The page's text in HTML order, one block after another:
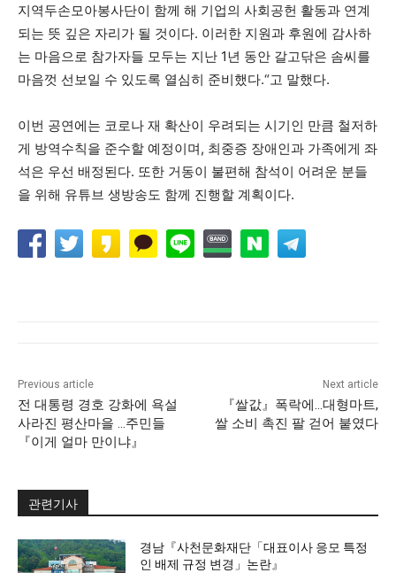
지역두손모아봉사단이 함께 해 기업의 사회공헌 활동과 연계
되는 뜻 깊은 자리가 될 것이다. 이러한 지원과 후원에 감사하
는 마음으로 참가자들 모두는 지난 1년 동안 갈고닦은 솜씨를
마음껏 선보일 수 있도록 열심히 준비했다.“고 말했다.
이번 공연에는 코로나 재 확산이 우려되는 시기인 만큼 철저하
게 방역수칙을 준수할 예정이며, 최중증 장애인과 가족에게 좌
석은 우선 배정된다. 또한 거동이 불편해 참석이 어려운 분들
을 위해 유튜브 생방송도 함께 진행할 계획이다.
Previous article
전 대통령 경호 강화에 욕설
사라진 평산마을 …주민들
『이게 얼마 만이냐』
Next article
『쌀값』폭락에…대형마트,
쌀 소비 촉진 팔 걷어 붙였다
관련기사
경남『사천문화재단「대표이사 응모 특정
인 배제 규정 변경」논란』